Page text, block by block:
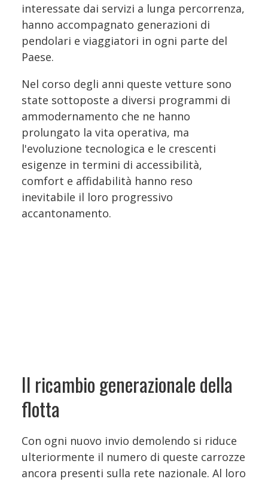
interessate dai servizi a lunga percorrenza,
hanno accompagnato generazioni di
pendolari e viaggiatori in ogni parte del
Paese.
Nel corso degli anni queste vetture sono
state sottoposte a diversi programmi di
ammodernamento che ne hanno
prolungato la vita operativa, ma
l'evoluzione tecnologica e le crescenti
esigenze in termini di accessibilità,
comfort e affidabilità hanno reso
inevitabile il loro progressivo
accantonamento.
Il ricambio generazionale della
flotta
Con ogni nuovo invio demolendo si riduce
ulteriormente il numero di queste carrozze
ancora presenti sulla rete nazionale. Al loro